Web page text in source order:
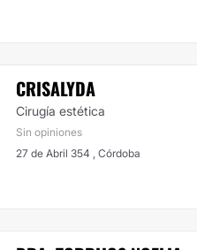
CRISALYDA
Cirugía estética
Sin opiniones
27 de Abril 354 , Córdoba